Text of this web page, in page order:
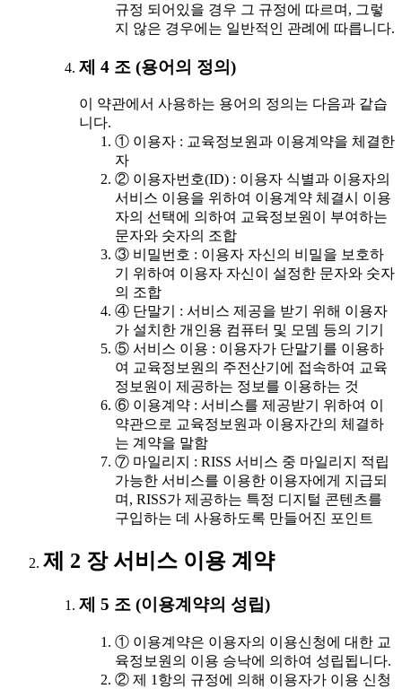
규정 되어있을 경우 그 규정에 따르며, 그렇
지 않은 경우에는 일반적인 관례에 따릅니다.
제 4 조 (용어의 정의)
이 약관에서 사용하는 용어의 정의는 다음과 같습
니다.
① 이용자 : 교육정보원과 이용계약을 체결한
자
② 이용자번호(ID) : 이용자 식별과 이용자의
서비스 이용을 위하여 이용계약 체결시 이용
자의 선택에 의하여 교육정보원이 부여하는
문자와 숫자의 조합
③ 비밀번호 : 이용자 자신의 비밀을 보호하
기 위하여 이용자 자신이 설정한 문자와 숫자
의 조합
④ 단말기 : 서비스 제공을 받기 위해 이용자
가 설치한 개인용 컴퓨터 및 모뎀 등의 기기
⑤ 서비스 이용 : 이용자가 단말기를 이용하
여 교육정보원의 주전산기에 접속하여 교육
정보원이 제공하는 정보를 이용하는 것
⑥ 이용계약 : 서비스를 제공받기 위하여 이
약관으로 교육정보원과 이용자간의 체결하
는 계약을 말함
⑦ 마일리지 : RISS 서비스 중 마일리지 적립
가능한 서비스를 이용한 이용자에게 지급되
며, RISS가 제공하는 특정 디지털 콘텐츠를
구입하는 데 사용하도록 만들어진 포인트
제 2 장 서비스 이용 계약
제 5 조 (이용계약의 성립)
① 이용계약은 이용자의 이용신청에 대한 교
육정보원의 이용 승낙에 의하여 성립됩니다.
② 제 1항의 규정에 의해 이용자가 이용 신청